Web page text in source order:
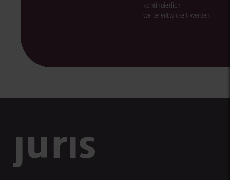
kontinuierlich
weiterentwickelt werden.